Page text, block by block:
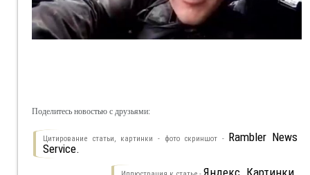
Поделитесь новостью с друзьями:
Цитирование статьи, картинки - фото скриншот - Rambler News
Service.
Яндекс. Картинки.